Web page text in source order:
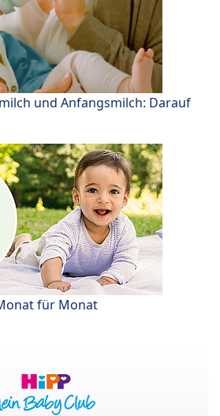
und Anfangsmilch: Darauf
für Monat